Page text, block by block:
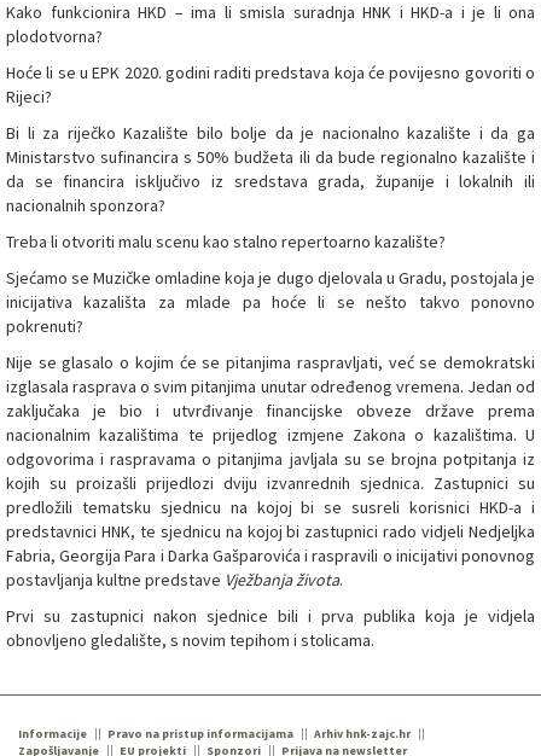
Kako funkcionira HKD – ima li smisla suradnja HNK i HKD-a i je li ona
plodotvorna?
Hoće li se u EPK 2020. godini raditi predstava koja će povijesno govoriti o
Rijeci?
Bi li za riječko Kazalište bilo bolje da je nacionalno kazalište i da ga
Ministarstvo sufinancira s 50% budžeta ili da bude regionalno kazalište i
da se financira isključivo iz sredstava grada, županije i lokalnih ili
nacionalnih sponzora?
Treba li otvoriti malu scenu kao stalno repertoarno kazalište?
Sjećamo se Muzičke omladine koja je dugo djelovala u Gradu, postojala je
inicijativa kazališta za mlade pa hoće li se nešto takvo ponovno
pokrenuti?
Nije se glasalo o kojim će se pitanjima raspravljati, već se demokratski
izglasala rasprava o svim pitanjima unutar određenog vremena. Jedan od
zaključaka je bio i utvrđivanje financijske obveze države prema
nacionalnim kazalištima te prijedlog izmjene Zakona o kazalištima. U
odgovorima i raspravama o pitanjima javljala su se brojna potpitanja iz
kojih su proizašli prijedlozi dviju izvanrednih sjednica. Zastupnici su
predložili tematsku sjednicu na kojoj bi se susreli korisnici HKD-a i
predstavnici HNK, te sjednicu na kojoj bi zastupnici rado vidjeli Nedjeljka
Fabria, Georgija Para i Darka Gašparovića i raspravili o inicijativi ponovnog
postavljanja kultne predstave Vježbanja života.
Prvi su zastupnici nakon sjednice bili i prva publika koja je vidjela
obnovljeno gledalište, s novim tepihom i stolicama.
Informacije Pravo na pristup informacijama
Arhiv hnk-zajc.hr
Zapošljavanje
EU projekti Sponzori Prijava na newsletter